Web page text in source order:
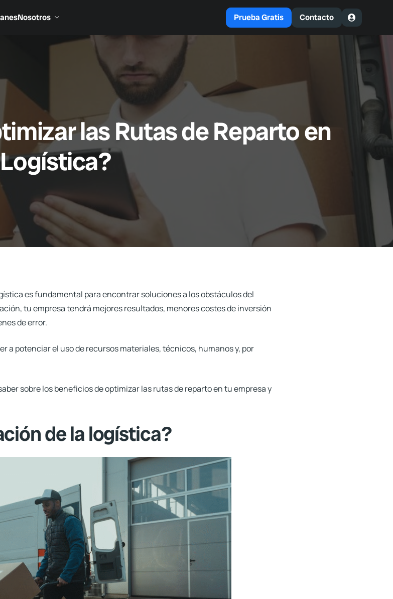
Nosotros Prueba Gratis Contacto
las Rutas de Reparto en
Logística?
es fundamental para encontrar soluciones a los obstáculos del
tu empresa tendrá mejores resultados, menores costes de inversión
de error.
a potenciar el uso de recursos materiales, técnicos, humanos y, por
sobre los beneficios de optimizar las rutas de reparto en tu empresa y
de la logística?